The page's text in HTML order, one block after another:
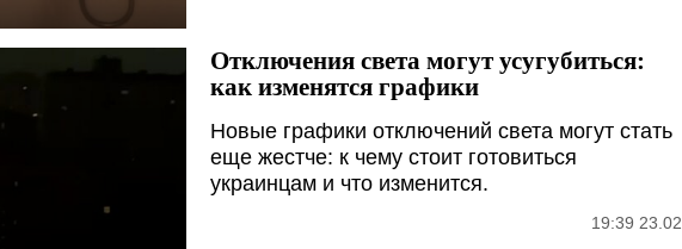
Отключения света могут усугубиться:
как изменятся графики
Новые графики отключений света могут стать
еще жестче: к чему стоит готовиться
украинцам и что изменится.
19:39 23.02